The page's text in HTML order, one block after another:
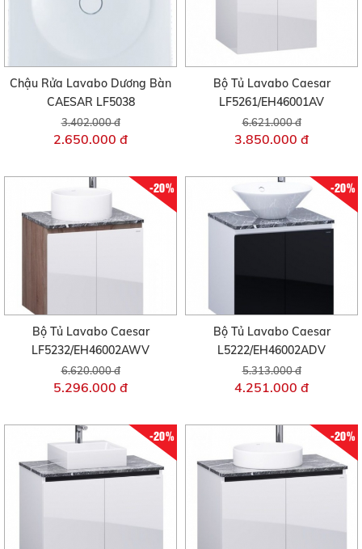
Chậu Rửa Lavabo Dương Bàn
CAESAR LF5038
3.402.000 đ
2.650.000 đ
Bộ Tủ Lavabo Caesar
LF5261/EH46001AV
6.621.000 đ
3.850.000 đ
-20%
Bộ Tủ Lavabo Caesar
LF5232/EH46002AWV
6.620.000 đ
5.296.000 đ
-20%
Bộ Tủ Lavabo Caesar
L5222/EH46002ADV
5.313.000 đ
4.251.000 đ
-20% -20%